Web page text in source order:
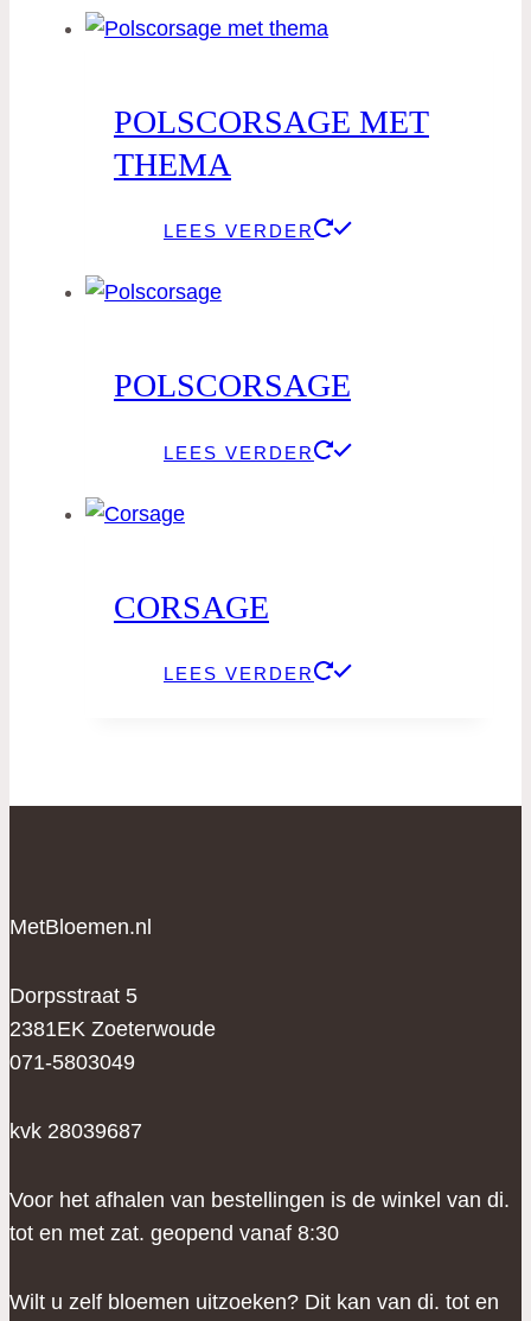
POLSCORSAGE MET
THEMA
LEES VERDER
POLSCORSAGE
LEES VERDER
CORSAGE
LEES VERDER
MetBloemen.nl
Dorpsstraat 5
2381EK Zoeterwoude
071-5803049
kvk 28039687
Voor het afhalen van bestellingen is de winkel van di.
tot en met zat. geopend vanaf 8:30
Wilt u zelf bloemen uitzoeken? Dit kan van di. tot en